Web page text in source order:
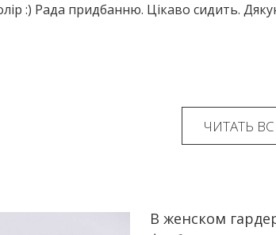
В женском
:) Рада придбанню. Цікаво сидить.
ЧИТАТЬ